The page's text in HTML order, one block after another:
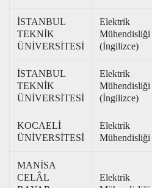
İSTANBUL
TEKNİK
ÜNİVERSİTESİ
Elektrik
Mühendisliği
(İngilizce)
İSTANBUL
TEKNİK
ÜNİVERSİTESİ
Elektrik
Mühendisliği
(İngilizce)
KOCAELİ
ÜNİVERSİTESİ
Elektrik
Mühendisliği
MANİSA
CELÂL
Elektrik